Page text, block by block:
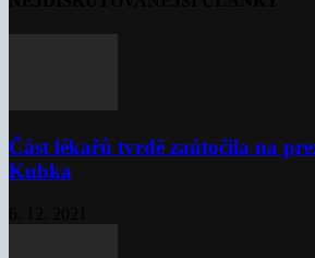
Část lékařů tvrdě zaútočila na
Kubka